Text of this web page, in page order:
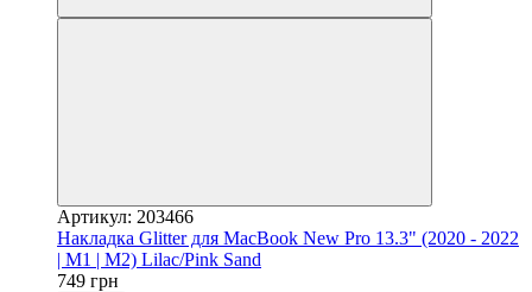
Артикул: 203466
Накладка Glitter для MacBook New Pro 13.3" (2020 - 2022
| M1 | M2) Lilac/Pink Sand
749 грн